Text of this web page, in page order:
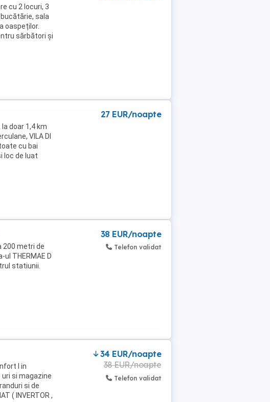
cu 2 locuri, 3
sala
oaspeților.
sărbători și
doar 1,4 km
VILA DI
cu bai
loc de luat
27 EUR/noapte
200 metri de
THERMAE D
statiunii.
38 EUR/noapte
Telefon validat
I in
si magazine
si de
( INVERTOR ,
34 EUR/noapte
38 EUR/noapte
Telefon validat